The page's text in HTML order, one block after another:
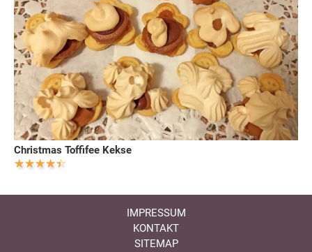
Christmas Toffifee Kekse
IMPRESSUM
KONTAKT
SITEMAP